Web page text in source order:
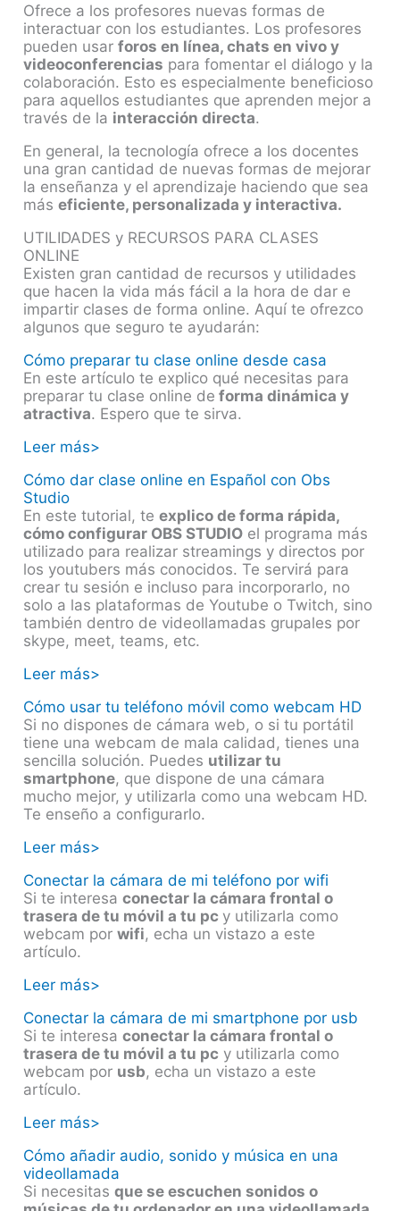
Ofrece a los profesores nuevas formas de
interactuar con los estudiantes. Los profesores
pueden usarforos en línea, chats en vivo y
videoconferencias para fomentar el diálogo y la
colaboración. Esto es especialmente beneficioso
para aquellos estudiantes que aprenden mejor a
través de la interacción directa.
En general, la tecnología ofrece a los docentes
una gran cantidad de nuevas formas de mejorar
la enseñanza y el aprendizaje haciendo que sea
máseficiente, personalizada y interactiva.
UTILIDADES y RECURSOS PARA CLASES
ONLINE
Existen gran cantidad de recursos y utilidades
que hacen la vida más fácil a la hora de dar e
impartir clases de forma online. Aquí te ofrezco
algunos que seguro te ayudarán:
Cómo preparar tu clase online desde casa
En este artículo te explico qué necesitas para
preparar tu clase online de forma dinámica y
atractiva. Espero que te sirva.
Leer más>
Cómo dar clase online en Español con Obs
Studio
En este tutorial, teexplico de forma rápida,
cómo configurar OBS STUDIO el programa más
utilizado para realizar streamings y directos por
los youtubers más conocidos. Te servirá para
crear tu sesión e incluso para incorporarlo, no
solo a las plataformas de Youtube o Twitch, sino
también dentro de videollamadas grupales por
skype, meet, teams, etc.
Leer más>
Cómo usar tu teléfono móvil como webcam HD
Si no dispones de cámara web, o si tu portátil
tiene una webcam de mala calidad, tienes una
sencilla solución. Puedes utilizar tu
smartphone, que dispone de una cámara
mucho mejor, y utilizarla como una webcam HD.
Te enseño a configurarlo.
Leer más>
Conectar la cámara de mi teléfono por wifi
Si te interesaconectar la cámara frontal o
trasera de tu móvil a tu pc y utilizarla como
webcam porwifi, echa un vistazo a este
artículo.
Leer más>
Conectar la cámara de mi smartphone por usb
Si te interesaconectar la cámara frontal o
trasera de tu móvil a tu pc y utilizarla como
webcam por usb, echa un vistazo a este
artículo.
Leer más>
Cómo añadir audio, sonido y música en una
videollamada
Si necesitasque se escuchen sonidos o